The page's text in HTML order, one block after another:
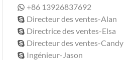
 +86 13926837692
 Directeur des ventes-Alan
 Directrice des ventes-Elsa
 Directeur des ventes-Candy
 Ingénieur-Jason